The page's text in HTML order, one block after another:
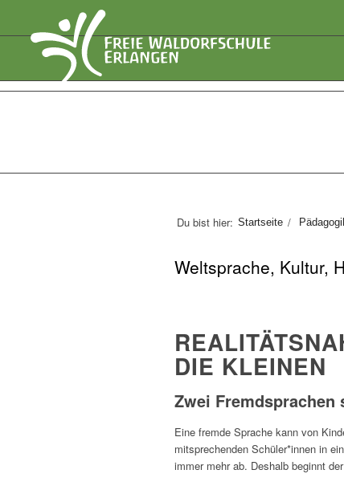
Du bist hier: Startseite /
Weltsprache, Kultur,
DIE KLEINEN
Zwei
Eine fremde Sprache kann von
mitsprechenden Schüler*innen in
immer mehr ab. Deshalb beginnt